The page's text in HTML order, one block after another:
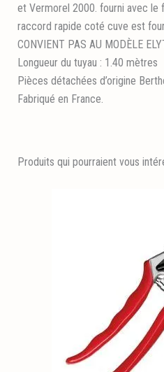
et Vermorel 2000. fourni avec
raccord rapide coté cuve est
CONVIENT PAS AU MODÈLE
Longueur du tuyau : 1.40 mètres
Pièces détachées d’origine
Fabriqué en France.
Produits qui pourraient vous